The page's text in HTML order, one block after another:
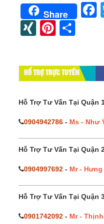
Share
XING
HỔ TRỢ TRỰC TUYẾN
Hỗ Trợ Tư Vấn Tại Quận
0904942786 - Ms - Như
Hỗ Trợ Tư Vấn Tại Quận
0904997692 - Mr - Hưng
Hỗ Trợ Tư Vấn Tại Quận
0901742092 - Mr - Thịnh